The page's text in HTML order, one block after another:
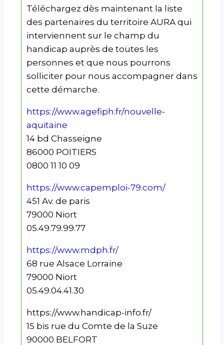
Téléchargez dès maintenant la liste
des partenaires du territoire AURA qui
interviennent sur le champ du
handicap auprès de toutes les
personnes et que nous pourrons
solliciter pour nous accompagner dans
cette démarche.
https://www.agefiph.fr/nouvelle-
aquitaine
14 bd Chasseigne
86000 POITIERS
0800 11 10 09
https://www.capemploi-79.com/
451 Av. de paris
79000 Niort
05.49.79.99.77
https://www.mdph.fr/
68 rue Alsace Lorraine
79000 Niort
05.49.04.41.30
https://www.handicap-info.fr/
15 bis rue du Comte de la Suze
90000 BELFORT